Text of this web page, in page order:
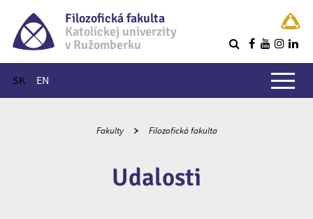
Filozofická fakulta
Katolíckej univerzity
v Ružomberku
SK EN
Hlavné menu
Fakulty Filozofická fakulta
Udalosti